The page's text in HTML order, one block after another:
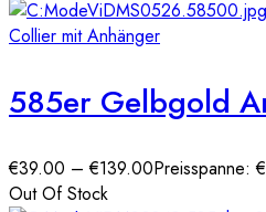
Collier mit Anhänger
€39.00 –€139.00Preisspanne:
Out Of Stock